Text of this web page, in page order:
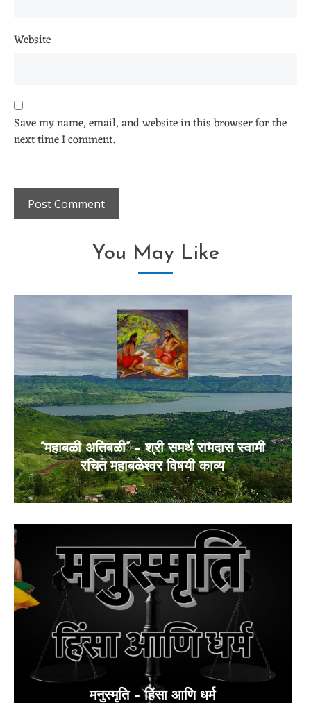
Website
Save my name, email, and website in this browser for the
next time I comment.
You May Like
“महाबळी अतिबळी” – श्री समर्थ रामदास स्वामी
रचित महाबळेश्वर विषयी काव्य
मनुस्मृति – हिंसा आणि धर्म